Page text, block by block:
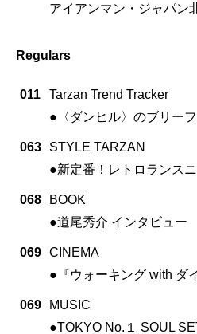
アイアンマン・ジャパン
Regulars
011
Tarzan Trend Tracker
●〈ダンヒル〉のブリー
063
STYLE TARZAN
●新定番！レトロランス
068
BOOK
●道尾秀介 インタビュー
069 CINEMA
●『ウォーキング with ダ
069
MUSIC
●TOKYO No.１ SOUL